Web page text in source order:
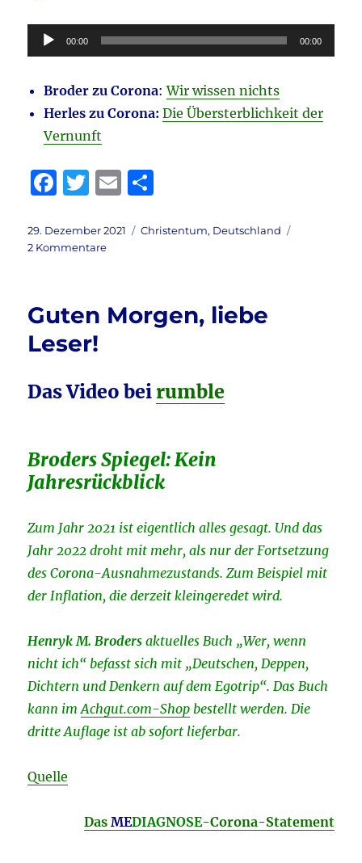
Audio-
Player
00:00 00:00
Broder zu Corona:Wir wissen nichts
Herles zu Corona: Die Übersterblichkeit der
Vernunft
F
c
e
o
o
T
it
te
E
ai le
Veröffentlicht
am
29. Dezember 2021 Kategorien
Christentum, Deutschland
2 Kommentarezu
EKD
Guten Morgen, liebe
Leser!
Das Video bei rumble
Broders Spiegel: Kein
Jahresrückblick
Zum Jahr 2021 ist eigentlich alles gesagt. Und das
Jahr 2022 droht mit mehr, als nur der Fortsetzung
des Corona-Ausnahmezustands. Zum Beispiel mit
der Inflation, die derzeit kleingeredet wird.
Henryk M. Brodersaktuelles Buch „Wer, wenn
nicht ich“ befasst sich mit „Deutschen, Deppen,
Dichtern und Denkern auf dem Egotrip“. Das Buch
kann imAchgut.com-Shop bestellt werden. Die
dritte Auflage ist ab sofort lieferbar.
Quelle
Das MEDIAGNOSE-Corona-Statement